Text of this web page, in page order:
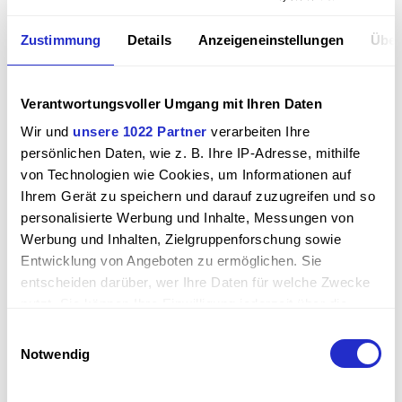
Zustimmung Details Anzeigeneinstellungen
Verantwortungsvoller Umgang mit Ihren Daten
Wir und unsere 1022 Partner verarbeiten Ihre
persönlichen Daten, wie z. B. Ihre IP-Adresse, mithilfe
von Technologien wie Cookies, um Informationen auf
Ihrem Gerät zu speichern und darauf zuzugreifen und so
personalisierte Werbung und Inhalte, Messungen von
Werbung und Inhalten, Zielgruppenforschung sowie
Entwicklung von Angeboten zu ermöglichen. Sie
entscheiden darüber, wer Ihre Daten für welche Zwecke
Trigger Symbol ändern oder widerrufen
Notwendig
28,56
Anzahl:
Andere Ausführung anfragen
Flyer über 'oil-SmartView' App
(725,1 KiB)